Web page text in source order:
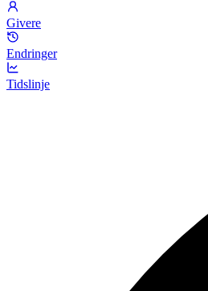
Givere
Endringer
Tidslinje